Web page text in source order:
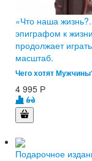
​«Что наша
эпиграфом к
продолжает
масштаб.
Чего хотят
4 995 Р
Подарочное